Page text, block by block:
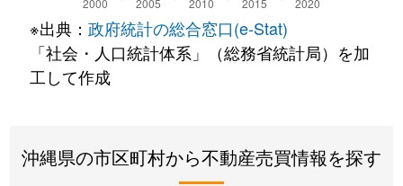
※出典： 政府統計の総合窓口(e-Stat)
「社会・人口統計体系」（総務省統計局）を加
工して作成
沖縄県の市区町村から不動産売買情報を探す